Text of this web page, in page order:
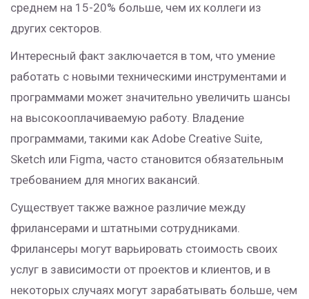
среднем на 15-20% больше, чем их коллеги из
других секторов.
Интересный факт заключается в том, что умение
работать с новыми техническими инструментами и
программами может значительно увеличить шансы
на высокооплачиваемую работу. Владение
программами, такими как Adobe Creative Suite,
Sketch или Figma, часто становится обязательным
требованием для многих вакансий.
Существует также важное различие между
фрилансерами и штатными сотрудниками.
Фрилансеры могут варьировать стоимость своих
услуг в зависимости от проектов и клиентов, и в
некоторых случаях могут зарабатывать больше, чем